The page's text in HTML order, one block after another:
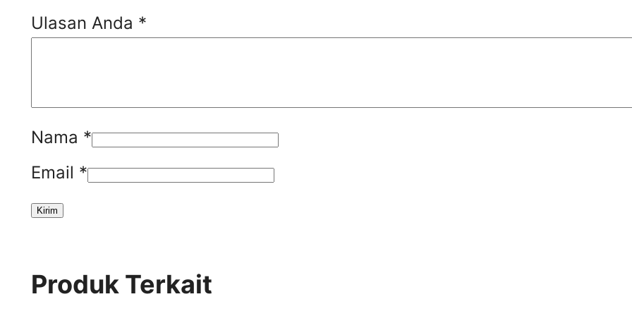
Ulasan Anda *
Nama *
Email *
Produk Terkait